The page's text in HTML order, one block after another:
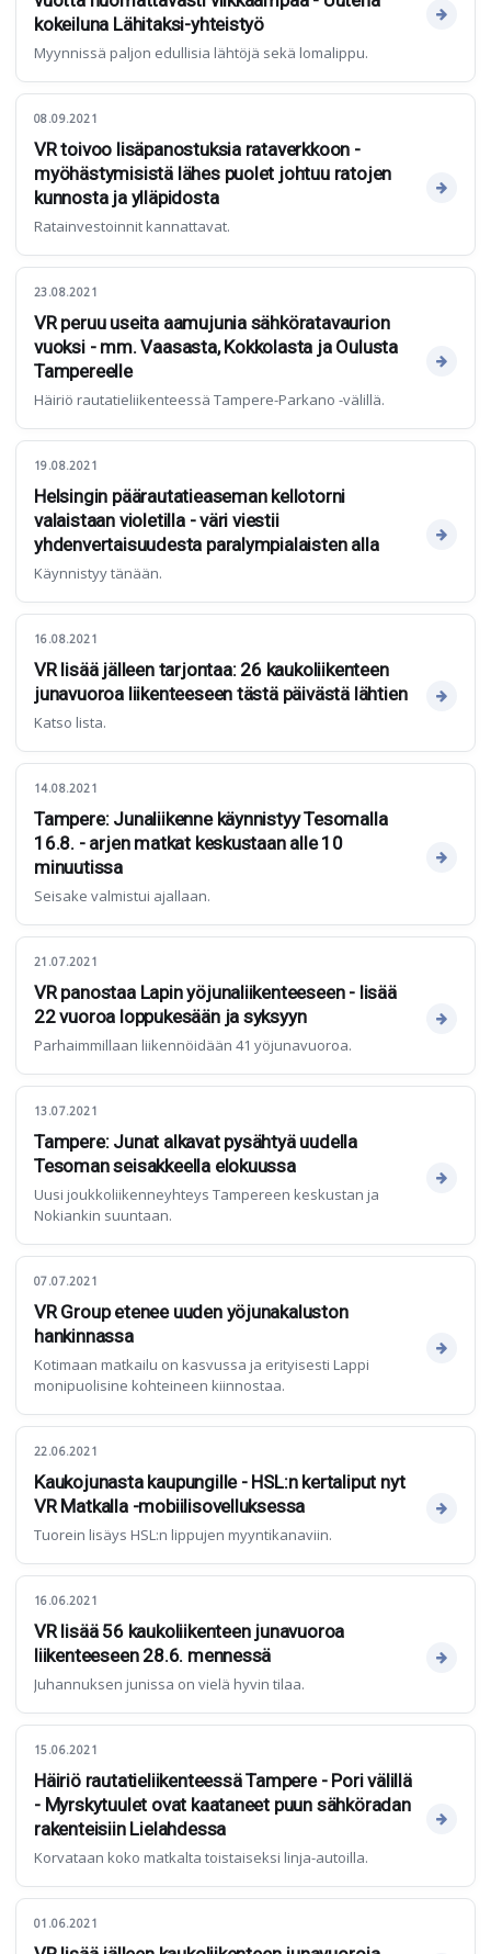
kokeiluna Lähitaksi-yhteistyö
Myynnissä paljon edullisia lähtöjä sekä lomalippu.
08.09.2021
VR toivoo lisäpanostuksia rataverkkoon -
myöhästymisistä lähes puolet johtuu ratojen
kunnosta ja ylläpidosta
Ratainvestoinnit kannattavat.
23.08.2021
VR peruu useita aamujunia sähköratavaurion
vuoksi - mm. Vaasasta, Kokkolasta ja Oulusta
Tampereelle
Häiriö rautatieliikenteessä Tampere-Parkano -välillä.
19.08.2021
Helsingin päärautatieaseman kellotorni
valaistaan violetilla - väri viestii
yhdenvertaisuudesta paralympialaisten alla
Käynnistyy tänään.
16.08.2021
VR lisää jälleen tarjontaa: 26 kaukoliikenteen
junavuoroa liikenteeseen tästä päivästä lähtien
Katso lista.
14.08.2021
Tampere: Junaliikenne käynnistyy Tesomalla
16.8. - arjen matkat keskustaan alle 10
minuutissa
Seisake valmistui ajallaan.
21.07.2021
VR panostaa Lapin yöjunaliikenteeseen - lisää
22 vuoroa loppukesään ja syksyyn
Parhaimmillaan liikennöidään 41 yöjunavuoroa.
13.07.2021
Tampere: Junat alkavat pysähtyä uudella
Tesoman seisakkeella elokuussa
Uusi joukkoliikenneyhteys Tampereen keskustan ja
Nokiankin suuntaan.
07.07.2021
VR Group etenee uuden yöjunakaluston
hankinnassa
Kotimaan matkailu on kasvussa ja erityisesti Lappi
monipuolisine kohteineen kiinnostaa.
22.06.2021
Kaukojunasta kaupungille - HSL:n kertaliput nyt
VR Matkalla -mobiilisovelluksessa
Tuorein lisäys HSL:n lippujen myyntikanaviin.
16.06.2021
VR lisää 56 kaukoliikenteen junavuoroa
liikenteeseen 28.6. mennessä
Juhannuksen junissa on vielä hyvin tilaa.
15.06.2021
Häiriö rautatieliikenteessä Tampere - Pori välillä
- Myrskytuulet ovat kaataneet puun sähköradan
rakenteisiin Lielahdessa
Korvataan koko matkalta toistaiseksi linja-autoilla.
01.06.2021